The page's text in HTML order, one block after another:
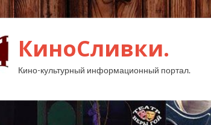
КиноСливки.
Кино-культурный информационный портал.